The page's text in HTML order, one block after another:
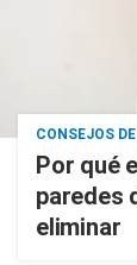
CONSEJOS
Por qué
paredes
eliminar